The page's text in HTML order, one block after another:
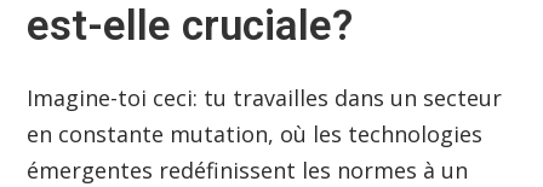
est-elle cruciale?
Imagine-toi ceci: tu travailles dans un secteur
en constante mutation, où les technologies
émergentes redéfinissent les normes à un